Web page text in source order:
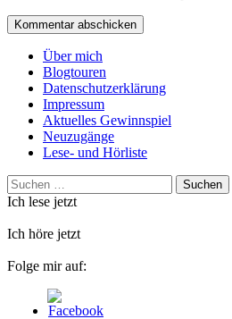
Über mich
Blogtouren
Datenschutzerklärung
Impressum
Aktuelles Gewinnspiel
Neuzugänge
Lese- und Hörliste
Suchen
nach:
Ich lese jetzt
Ich höre jetzt
Folge mir auf: